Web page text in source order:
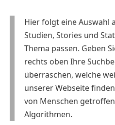
Hier folgt eine Auswahl
Studien, Stories und
Thema passen. Geben
rechts oben Ihre
überraschen, welche
unserer Webseite
von Menschen
Algorithmen.